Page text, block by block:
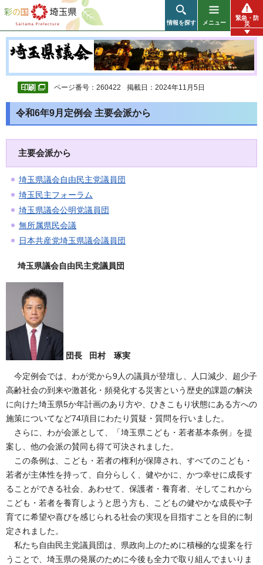
彩の国 埼玉県
情報を探す メニュー
緊急・防
災
ページ番号：260422 掲載日：2024年11月5日
令和6年9月定例会 主要会派から
主要会派から
埼玉県議会自由民主党議員団
埼玉民主フォーラム
埼玉県議会公明党議員団
無所属県民会議
日本共産党埼玉県議会議員団
埼玉県議会自由民主党議員団
団長 田村 琢実
今定例会では、わが党から9人の議員が登壇し、人口減少、超少子
高齢社会の到来や激甚化・頻発化する災害という歴史的課題の解決
に向けた埼玉県5か年計画のあり方や、ひきこもり状態にある方への
施策についてなど74項目にわたり質疑・質問を行いました。
さらに、わが会派として、「埼玉県こども・若者基本条例」を提
案し、他の会派の賛同も得て可決されました。
この条例は、こども・若者の権利が保障され、すべてのこども・
若者が主体性を持って、自分らしく、健やかに、かつ幸せに成長す
ることができる社会、あわせて、保護者・養育者、そしてこれから
こども・若者を養育しようと思う方も、こどもの健やかな成長や子
育てに希望や喜びを感じられる社会の実現を目指すことを目的に制
定されました。
私たち自由民主党議員団は、県政向上のために積極的な提案を行
うことで、埼玉県の発展のために今後も全力で取り組んでまいりま